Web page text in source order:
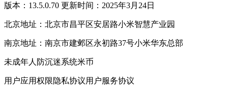
版本：13.5.0.70 更新时间：2025年3月24日
北京地址：北京市昌平区安居路小米智慧产业园
南京地址：南京市建邺区永初路37号小米华东总部
未成年人防沉迷系统米币
用户应用权限隐私协议用户服务协议